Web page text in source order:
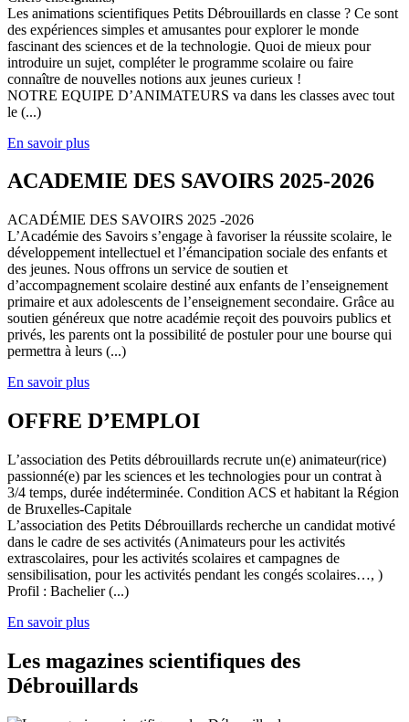
Les animations scientifiques Petits Débrouillards en classe ? Ce sont
des expériences simples et amusantes pour explorer le monde
fascinant des sciences et de la technologie. Quoi de mieux pour
introduire un sujet, compléter le programme scolaire ou faire
connaître de nouvelles notions aux jeunes curieux !
NOTRE EQUIPE D’ANIMATEURS va dans les classes avec tout
le (...)
En savoir plus
ACADEMIE DES SAVOIRS 2025-2026
ACADÉMIE DES SAVOIRS 2025 -2026
L’Académie des Savoirs s’engage à favoriser la réussite scolaire, le
développement intellectuel et l’émancipation sociale des enfants et
des jeunes. Nous offrons un service de soutien et
d’accompagnement scolaire destiné aux enfants de l’enseignement
primaire et aux adolescents de l’enseignement secondaire. Grâce au
soutien généreux que notre académie reçoit des pouvoirs publics et
privés, les parents ont la possibilité de postuler pour une bourse qui
permettra à leurs (...)
En savoir plus
OFFRE D’EMPLOI
L’association des Petits débrouillards recrute un(e) animateur(rice)
passionné(e) par les sciences et les technologies pour un contrat à
3/4 temps, durée indéterminée. Condition ACS et habitant la Région
de Bruxelles-Capitale
L’association des Petits Débrouillards recherche un candidat motivé
dans le cadre de ses activités (Animateurs pour les activités
extrascolaires, pour les activités scolaires et campagnes de
sensibilisation, pour les activités pendant les congés scolaires…, )
Profil : Bachelier (...)
En savoir plus
Les magazines scientifiques des
Débrouillards